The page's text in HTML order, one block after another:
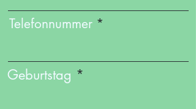
Telefonnummer
Geburtstag